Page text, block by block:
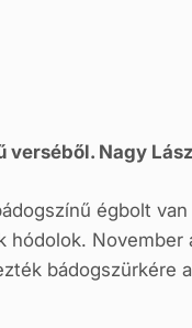
verséből. Nagy
égbolt
hódolok. November
bádogszürkére